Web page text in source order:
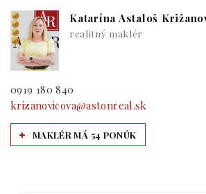
Katarína Astaloš
realitný maklér
0919 180 840
krizanovicova@astonreal.sk
MAKLÉR MÁ 54 PONÚK